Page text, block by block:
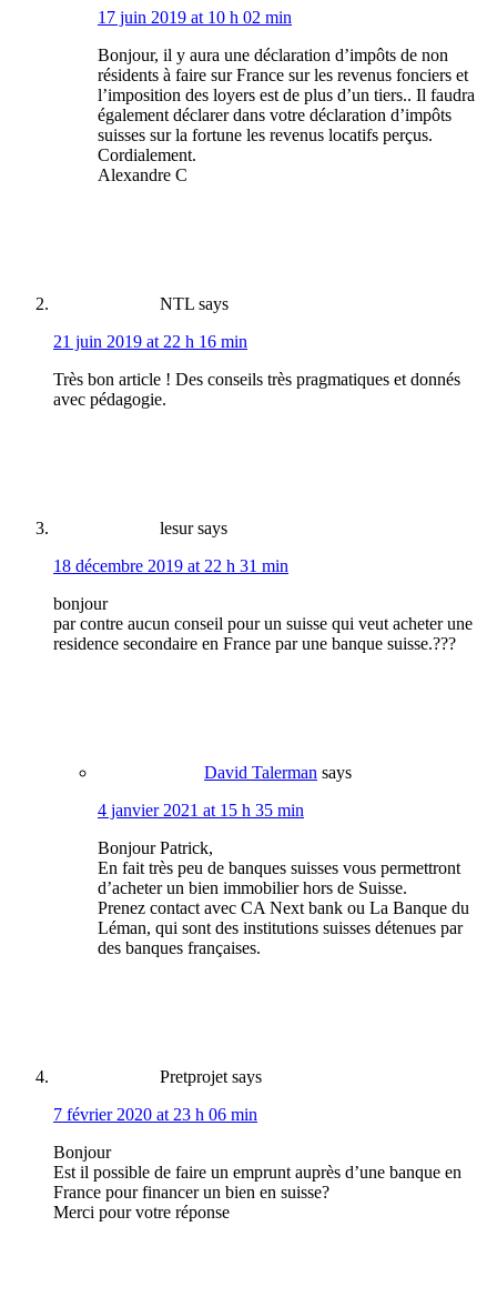
17 juin 2019 at 10 h 02 min
Bonjour, il y aura une déclaration d’impôts de non
résidents à faire sur France sur les revenus fonciers et
l’imposition des loyers est de plus d’un tiers.. Il faudra
également déclarer dans votre déclaration d’impôts
suisses sur la fortune les revenus locatifs perçus.
Cordialement.
Alexandre C
NTL says
21 juin 2019 at 22 h 16 min
Très bon article ! Des conseils très pragmatiques et donnés
avec pédagogie.
lesur says
18 décembre 2019 at 22 h 31 min
bonjour
par contre aucun conseil pour un suisse qui veut acheter une
residence secondaire en France par une banque suisse.???
David Talerman says
4 janvier 2021 at 15 h 35 min
Bonjour Patrick,
En fait très peu de banques suisses vous permettront
d’acheter un bien immobilier hors de Suisse.
Prenez contact avec CA Next bank ou La Banque du
Léman, qui sont des institutions suisses détenues par
des banques françaises.
Pretprojet says
7 février 2020 at 23 h 06 min
Bonjour
Est il possible de faire un emprunt auprès d’une banque en
France pour financer un bien en suisse?
Merci pour votre réponse